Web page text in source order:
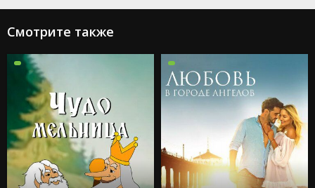
Смотрите также